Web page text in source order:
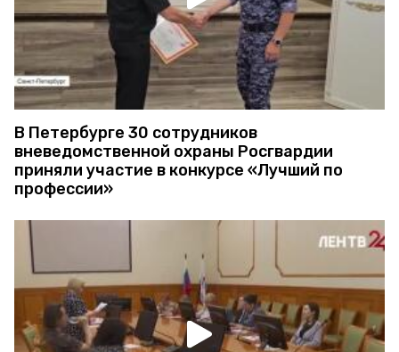
В Петербурге 30 сотрудников
вневедомственной охраны Росгвардии
приняли участие в конкурсе «Лучший по
профессии»